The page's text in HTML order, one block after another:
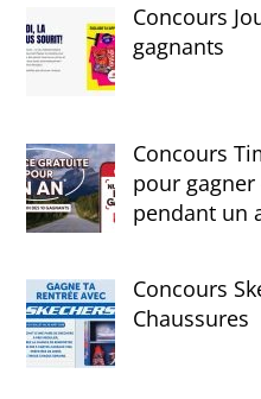
Concours
gagnants
Concours
pour gagner
pendant un
Concours
Chaussures